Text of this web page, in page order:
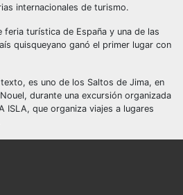
internacionales de turismo.
feria turística de España y una de las
quisqueyano ganó el primer lugar con
es uno de los Saltos de Jima, en
durante una excursión organizada
ISLA, que organiza viajes a lugares